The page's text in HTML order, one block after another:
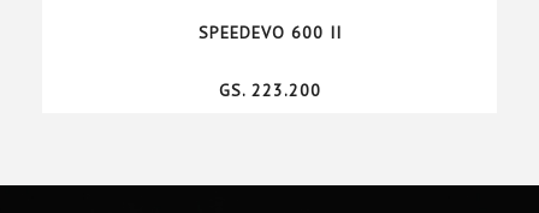
SPEEDEVO 600 II
GS. 223.200